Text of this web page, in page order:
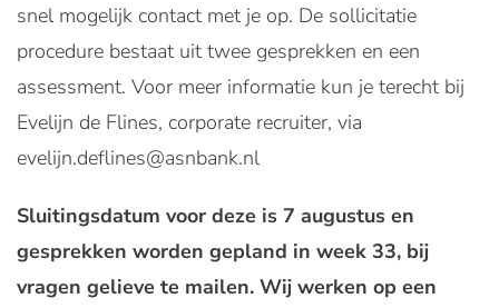
snel mogelijk contact met je op. De sollicitatie
procedure bestaat uit twee gesprekken en een
assessment. Voor meer informatie kun je terecht bij
Evelijn de Flines, corporate recruiter, via
evelijn.deflines@asnbank.nl
Sluitingsdatum voor deze is 7 augustus en
gesprekken worden gepland in week 33, bij
vragen gelieve te mailen. Wij werken op een